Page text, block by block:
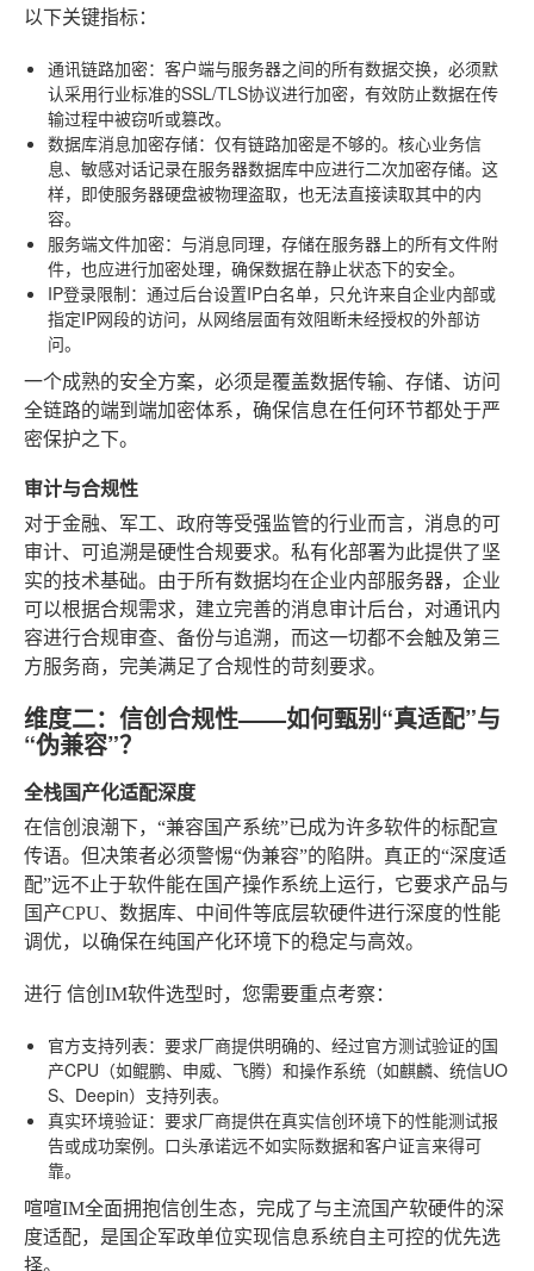
以下关键指标：
通讯链路加密：客户端与服务器之间的所有数据交换，必须默
认采用行业标准的SSL/TLS协议进行加密，有效防止数据在传
输过程中被窃听或篡改。
数据库消息加密存储：仅有链路加密是不够的。核心业务信
息、敏感对话记录在服务器数据库中应进行二次加密存储。这
样，即使服务器硬盘被物理盗取，也无法直接读取其中的内
容。
服务端文件加密：与消息同理，存储在服务器上的所有文件附
件，也应进行加密处理，确保数据在静止状态下的安全。
IP登录限制：通过后台设置IP白名单，只允许来自企业内部或
指定IP网段的访问，从网络层面有效阻断未经授权的外部访
问。
一个成熟的安全方案，必须是覆盖数据传输、存储、访问
全链路的端到端加密体系，确保信息在任何环节都处于严
密保护之下。
审计与合规性
对于金融、军工、政府等受强监管的行业而言，消息的可
审计、可追溯是硬性合规要求。私有化部署为此提供了坚
实的技术基础。由于所有数据均在企业内部服务器，企业
可以根据合规需求，建立完善的消息审计后台，对通讯内
容进行合规审查、备份与追溯，而这一切都不会触及第三
方服务商，完美满足了合规性的苛刻要求。
维度二：信创合规性——如何甄别“真适配”与
“伪兼容”？
全栈国产化适配深度
在信创浪潮下，“兼容国产系统”已成为许多软件的标配宣
传语。但决策者必须警惕“伪兼容”的陷阱。真正的“深度适
配”远不止于软件能在国产操作系统上运行，它要求产品与
国产CPU、数据库、中间件等底层软硬件进行深度的性能
调优，以确保在纯国产化环境下的稳定与高效。
进行 信创IM软件选型时，您需要重点考察：
官方支持列表：要求厂商提供明确的、经过官方测试验证的国
产CPU（如鲲鹏、申威、飞腾）和操作系统（如麒麟、统信UO
S、Deepin）支持列表。
真实环境验证：要求厂商提供在真实信创环境下的性能测试报
告或成功案例。口头承诺远不如实际数据和客户证言来得可
靠。
喧喧IM全面拥抱信创生态，完成了与主流国产软硬件的深
度适配，是国企军政单位实现信息系统自主可控的优先选
择。